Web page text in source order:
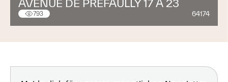
AVENUE DE PRÉFAULLY 17 À 23
793 64174